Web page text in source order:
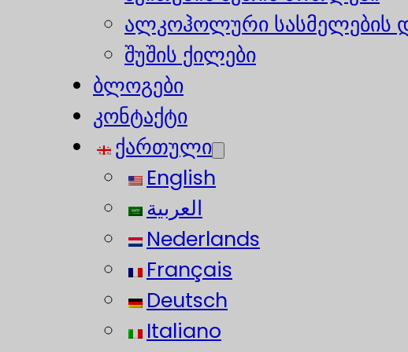
ალკოჰოლური სასმელების
შუშის ქილები
ბლოგები
კონტაქტი
ქართული
English
العربية
Nederlands
Français
Deutsch
Italiano